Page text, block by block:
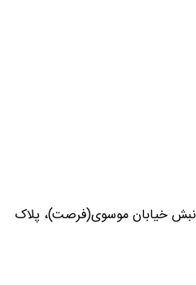
نبش خیابان موسوی(فرصت)، پلاک